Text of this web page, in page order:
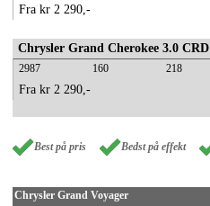
Fra kr 2 290,-
Chrysler Grand Cherokee 3.0 CRD
2987 160 218
Fra kr 2 290,-
Best på pris Bedst på effekt
Chrysler Grand Voyager